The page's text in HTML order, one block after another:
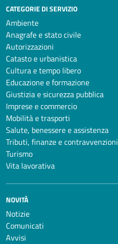
CATEGORIE DI SERVIZIO
Ambiente
Anagrafe e stato civile
Autorizzazioni
Catasto e urbanistica
Cultura e tempo libero
Educazione e formazione
Giustizia e sicurezza pubblica
Imprese e commercio
Mobilità e trasporti
Salute, benessere e assistenza
Tributi, finanze e contravvenzioni
Turismo
Vita lavorativa
NOVITÀ
Notizie
Comunicati
Avvisi